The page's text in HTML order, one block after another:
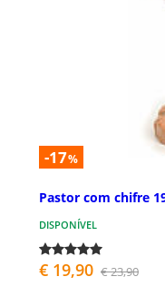
-17%
Pastor com chifre
DISPONÍVEL
€ 19,90 € 23,90